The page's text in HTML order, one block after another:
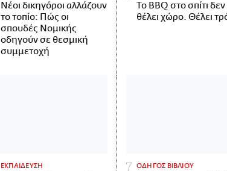
Νέοι δικηγόροι αλλάζουν
το τοπίο: Πώς οι
σπουδές Νομικής
οδηγούν σε θεσμική
συμμετοχή
Το BBQ στο σπίτι δεν
θέλει χώρο. Θέλει
ΕΚΠΑΙΔΕΥΣΗ ΟΔΗΓΟΣ ΒΙΒΛΙΟΥ